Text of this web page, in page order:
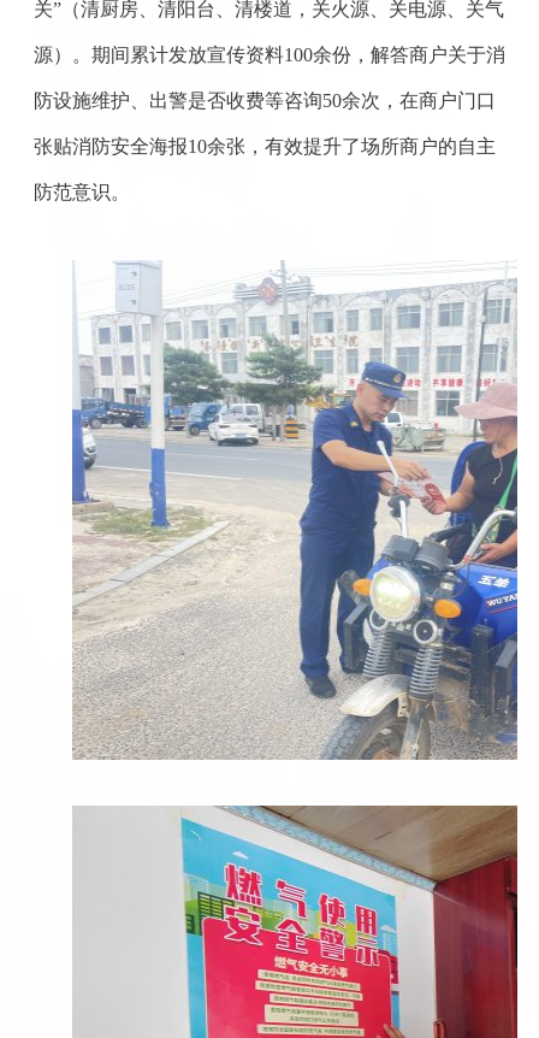
关”（清厨房、清阳台、清楼道，关火源、关电源、关气
源）。期间累计发放宣传资料100余份，解答商户关于消
防设施维护、出警是否收费等咨询50余次，在商户门口
张贴消防安全海报10余张，有效提升了场所商户的自主
防范意识。